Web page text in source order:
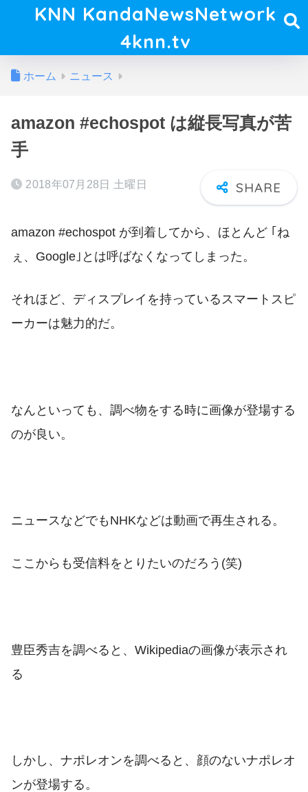
KNN KandaNewsNetwork
4knn.tv
ホーム ニュース
amazon #echospot は縦長写真が苦
手
2018年07月28日 土曜日
amazon #echospot が到着してから、ほとんど ｢ね
ぇ、Google｣とは呼ばなくなってしまった。
それほど、ディスプレイを持っているスマートスピ
ーカーは魅力的だ。
なんといっても、調べ物をする時に画像が登場する
のが良い。
ニュースなどでもNHKなどは動画で再生される。
ここからも受信料をとりたいのだろう(笑)
豊臣秀吉を調べると、Wikipediaの画像が表示され
る
しかし、ナポレオンを調べると、顔のないナポレオ
ンが登場する。